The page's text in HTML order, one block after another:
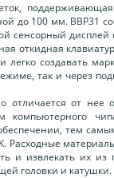
до 100 мм. BBP31
сенсорный дисплей
откидная
легко создавать
так и через
от нее
компьютерного
тем
Расходные
и извлекать их из
головки и катушки.